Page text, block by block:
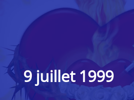
9 juillet 1999